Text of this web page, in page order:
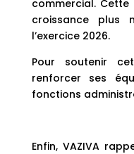
commercial.
croissance plus
l’exercice 2026.
Pour soutenir
renforcer ses
fonctions
Enfin, VAZIVA